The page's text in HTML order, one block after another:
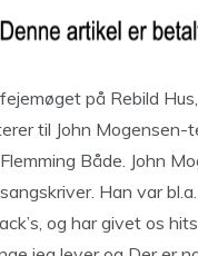
på Rebild
til John Mogensen-
Både. John
Han var
og har givet os